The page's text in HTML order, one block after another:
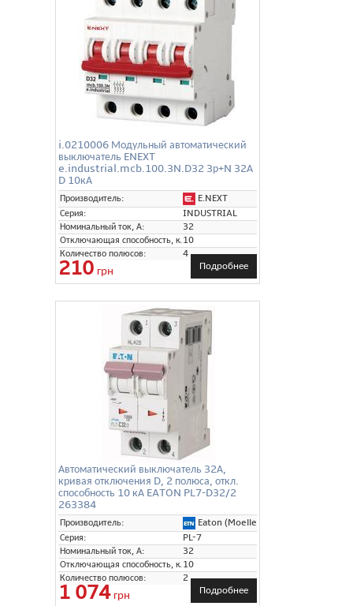
i.0210006 Модульный автоматический
выключатель ENEXT
e.industrial.mcb.100.3N.D32 3р+N 32А
D 10кА
Производитель:
E.NEXT
Серия:
INDUSTRIAL
Номинальный ток, А:
32
Отключающая способность, кА:10
Количество полюсов:
4
210 грн Подробнее
Автоматический выключатель 32А,
кривая отключения D, 2 полюса, откл.
способность 10 кА EATON PL7-D32/2
263384
Производитель:
Eaton (Moeller)
Серия:
PL-7
Номинальный ток, А:
32
Отключающая способность, кА:10
Количество полюсов:
2
1 074грн Подробнее